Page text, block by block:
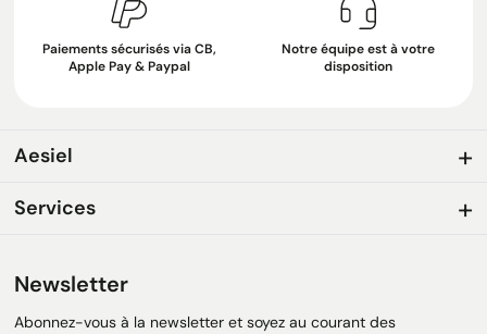
Paiements sécurisés via CB,
Apple Pay & Paypal
Notre équipe est à votre
disposition
Aesiel
Services
Newsletter
Abonnez-vous à la newsletter et soyez au courant des